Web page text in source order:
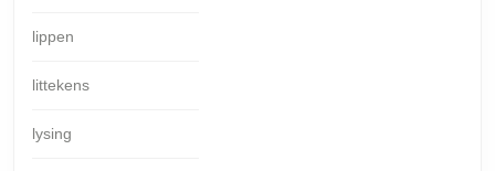
lippen
littekens
lysing